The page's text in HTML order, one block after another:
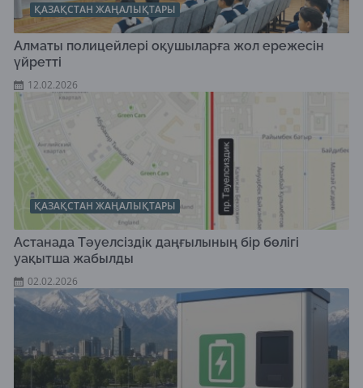
ҚАЗАҚСТАН ЖАҢАЛЫҚТАРЫ
Алматы полицейлері оқушыларға жол ережесін
үйретті
12.02.2026
ҚАЗАҚСТАН ЖАҢАЛЫҚТАРЫ
Астанада Тәуелсіздік даңғылының бір бөлігі
уақытша жабылды
02.02.2026